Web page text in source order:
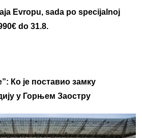
Evropu, sada po specijalnoj
do 31.8.
Ко је поставио замку
у Горњем Заостру